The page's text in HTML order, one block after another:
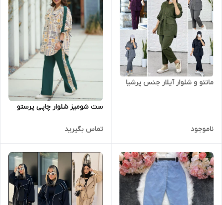
مانتو و شلوار آیلار جنس پرشیا
ناموجود
ست شومیز شلوار چاپی پرستو
تماس بگیرید